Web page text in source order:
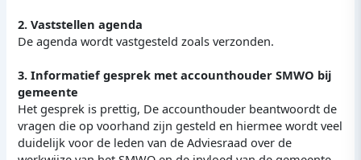
2. Vaststellen agenda
De agenda wordt vastgesteld zoals verzonden.
3. Informatief gesprek met accounthouder SMWO bij
gemeente
Het gesprek is prettig, De accounthouder beantwoordt de
vragen die op voorhand zijn gesteld en hiermee wordt veel
duidelijk voor de leden van de Adviesraad over de